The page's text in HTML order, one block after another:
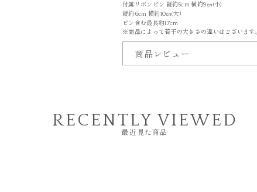
付属リボンピン 縦約5cm 横約9㎝(小)
縦約6cm 横約10㎝(大）
ピン含む最長約17cm
※商品によって若干の大きさの違いはございます
商品レビュー
RECENTLY VIEWED
最近見た商品